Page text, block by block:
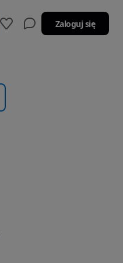
Zaloguj się